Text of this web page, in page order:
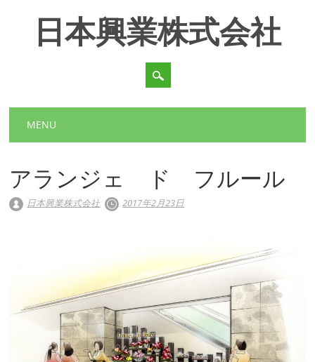
日本興業株式会社
Main menu
MENU
アランジェ ド フルール
日本興業株式会社 2017年2月23日